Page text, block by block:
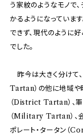
う家紋のようなモノで
かるようになっていま
できず、現代のように
でした。
昨今は大きく分けて
Tartan）の他に地域や
（District Tartan）、
（Military Tartan）、
ポレート・タータン（